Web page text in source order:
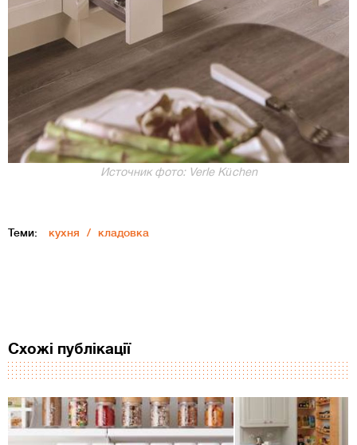
Источник фото: Verle Küchen
Теми: кухня кладовка
Схожі публікації